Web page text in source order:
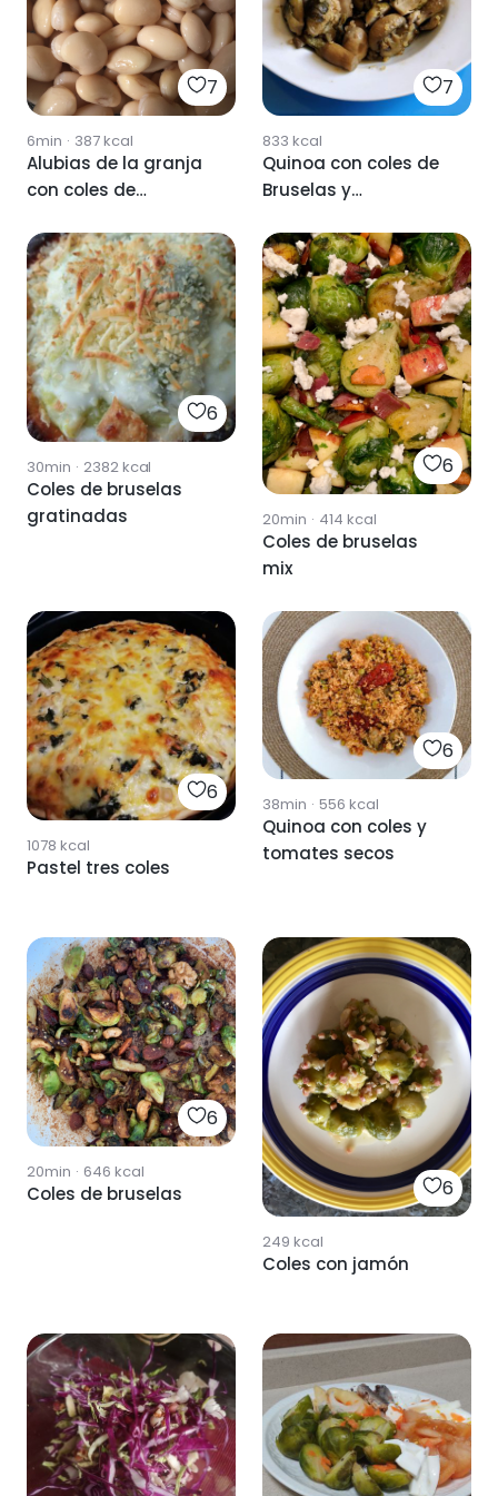
7
6min · 387kcal
Alubias de la granja
con coles de
7
833 kcal
Quinoa con coles de
Bruselas y
6
30min · 2382kcal
Coles de bruselas
gratinadas
6
20min · 414 kcal
Coles de bruselas
mix
6
1078 kcal
Pastel tres coles
6
38min · 556 kcal
Quinoa con coles y
tomates secos
6
20min · 646 kcal
Coles de bruselas 6
249 kcal
Coles con jamón